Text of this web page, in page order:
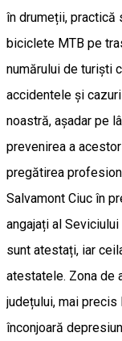
în drumeții, practică
biciclete MTB pe
numărului de turiști
accidentele și
noastră, așadar pe
prevenirea a
pregătirea
Salvamont Ciuc în
angajați al
sunt atestați, iar
atestatele. Zona de
județului, mai precis
înconjoară